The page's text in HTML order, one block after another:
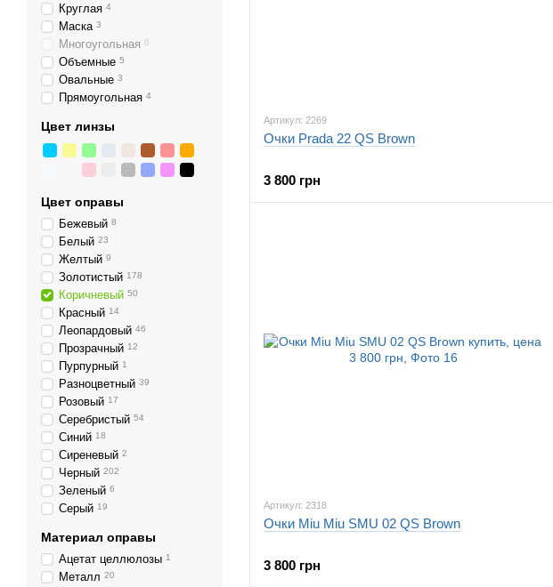
Артикул: 2269
Очки Prada 22 QS Brown
3 800 грн
Артикул: 2318
Очки Miu Miu SMU 02 QS Brown
3 800 грн
Круглая 4
Маска 3
Многоугольная 0
Объемные 5
Овальные 3
Прямоугольная 4
Цвет линзы
Цвет оправы
Бежевый 8
Белый 23
Желтый 9
Золотистый 178
Коричневый 50
Красный 14
Леопардовый 46
Прозрачный 12
Пурпурный 1
Разноцветный 39
Розовый 17
Серебристый 54
Синий 18
Сиреневый 2
Черный 202
Зеленый 6
Серый 19
Материал оправы
Ацетат целлюлозы 1
Металл 20